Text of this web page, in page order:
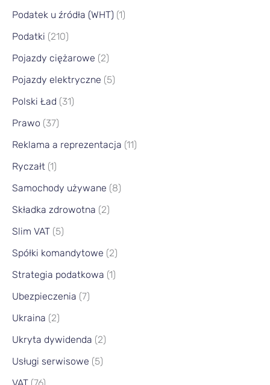
Podatek u źródła (WHT) (1)
Podatki (210)
Pojazdy ciężarowe (2)
Pojazdy elektryczne (5)
Polski Ład (31)
Prawo (37)
Reklama a reprezentacja (11)
Ryczałt (1)
Samochody używane (8)
Składka zdrowotna (2)
Slim VAT (5)
Spółki komandytowe (2)
Strategia podatkowa (1)
Ubezpieczenia (7)
Ukraina (2)
Ukryta dywidenda (2)
Usługi serwisowe (5)